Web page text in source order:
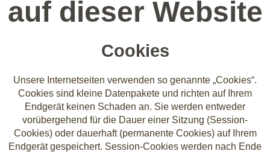
auf dieser Website
Cookies
Unsere Internetseiten verwenden so genannte „Cookies“.
Cookies sind kleine Datenpakete und richten auf Ihrem
Endgerät keinen Schaden an. Sie werden entweder
vorübergehend für die Dauer einer Sitzung (Session-
Cookies) oder dauerhaft (permanente Cookies) auf Ihrem
Endgerät gespeichert. Session-Cookies werden nach Ende